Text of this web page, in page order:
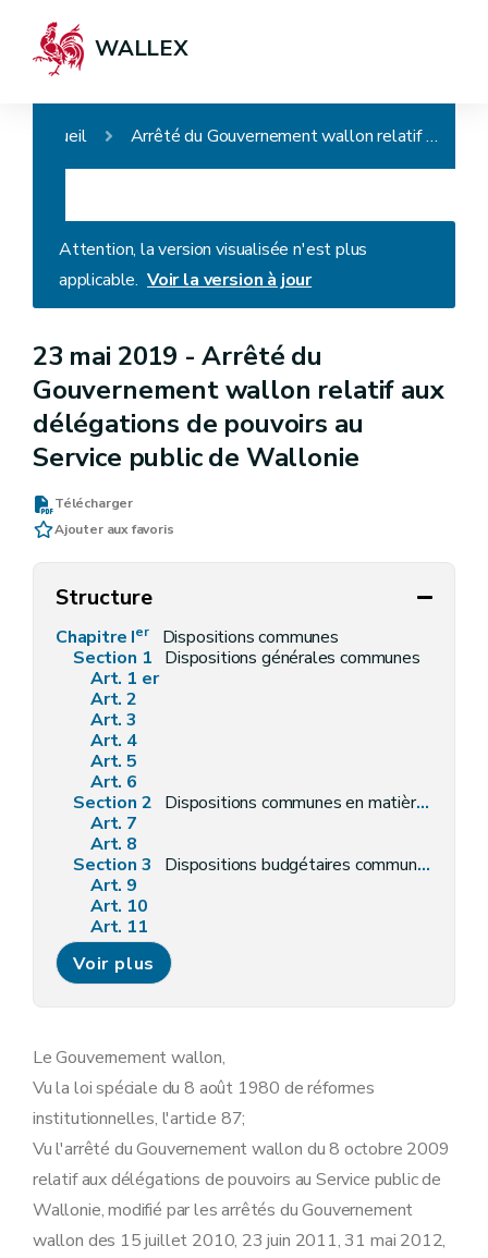
WALLEX
Accueil Arrêté du Gouvernement wallon relatif aux délégations de pouvoirs au Service public de Wallonie
Attention, la version visualisée n'est plus
applicable. Voir la version à jour
23 mai 2019 -Arrêté du
Gouvernement wallon relatif aux
délégations de pouvoirs au
Service public de Wallonie
Télécharger
Ajouter aux favoris
Structure
Chapitre Ier
Dispositions communes
Section 1 Dispositions générales communes
Art. 1 er
Art. 2
Art. 3
Art. 4
Art. 5
Art. 6
Section 2 Dispositions communes en matière de personnel
Art. 7
Art. 8
Section 3
Dispositions budgétaires communes
Art. 9
Art. 10
Art. 11
Art. 12
Art. 13
Art. 14
Art. 17
Dispositions communes en matière de marchés publics
Sous-section 1 er Définitions
Art. 18
Sous-section 2
Dispositions relatives au choix du mode de passation, à l'adoption des documents de marché, à la sélection qualitative et à l'attribution, à la vérification des prix du marché
Art. 19
Art. 20
Art. 21
Art. 22
Art. 23
Voir plus
Le Gouvernement wallon,
Vu la loi spéciale du 8 août 1980 de réformes
institutionnelles, l'article 87;
Vu l'arrêté du Gouvernement wallon du 8 octobre 2009
relatif aux délégations de pouvoirs au Service public de
Wallonie, modifié par les arrêtés du Gouvernement
wallon des 15 juillet 2010, 23 juin 2011, 31 mai 2012,